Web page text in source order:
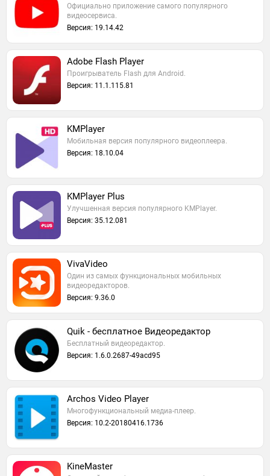
Официально приложение самого популярного
видеосервиса.
Версия: 19.14.42
Adobe Flash Player
Проигрыватель Flash для Android.
Версия: 11.1.115.81
KMPlayer
Мобильная версия популярного видеоплеера.
Версия: 18.10.04
KMPlayer Plus
Улучшенная версия популярного KMPlayer.
Версия: 35.12.081
VivaVideo
Один из самых функциональных мобильных
видеоредакторов.
Версия: 9.36.0
Quik - бесплатное Видеоредактор
Бесплатный видеоредактор.
Версия: 1.6.0.2687-49acd95
Archos Video Player
Многофункциональный медиа-плеер.
Версия: 10.2-20180416.1736
KineMaster